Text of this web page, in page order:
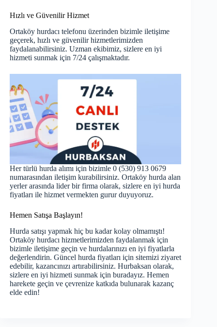
Hızlı ve Güvenilir Hizmet
Ortaköy hurdacı telefonu üzerinden bizimle iletişime
geçerek, hızlı ve güvenilir hizmetlerimizden
faydalanabilirsiniz. Uzman ekibimiz, sizlere en iyi
hizmeti sunmak için 7/24 çalışmaktadır.
Her türlü hurda alımı için bizimle 0 (530) 913 0679
numarasından iletişim kurabilirsiniz. Ortaköy hurda alan
yerler arasında lider bir firma olarak, sizlere en iyi hurda
fiyatları ile hizmet vermekten gurur duyuyoruz.
Hemen Satışa Başlayın!
Hurda satışı yapmak hiç bu kadar kolay olmamıştı!
Ortaköy hurdacı hizmetlerimizden faydalanmak için
bizimle iletişime geçin ve hurdalarınızı en iyi fiyatlarla
değerlendirin. Güncel hurda fiyatları için sitemizi ziyaret
edebilir, kazancınızı artırabilirsiniz. Hurbaksan olarak,
sizlere en iyi hizmeti sunmak için buradayız. Hemen
harekete geçin ve çevrenize katkıda bulunarak kazanç
elde edin!